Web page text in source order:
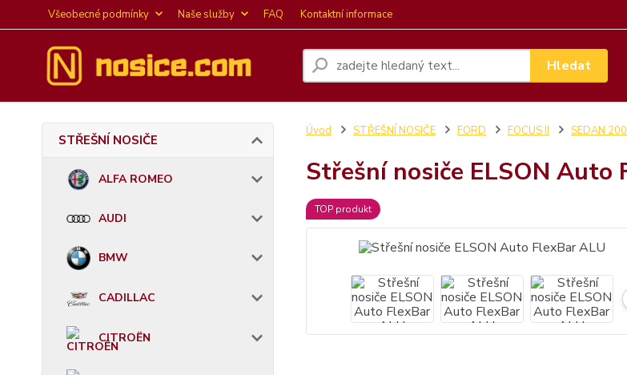
Všeobecné podmínky Naše služby FAQ Kontaktní informace
Hledat
STŘEŠNÍ NOSIČE
ALFA ROMEO
AUDI
BMW
CADILLAC
CITROËN
Úvod STŘEŠNÍ NOSIČE FORD FOCUS II SEDAN
Střešní nosiče ELSON Auto
TOP produkt